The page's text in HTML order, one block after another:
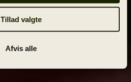
Tillad valgte
Afvis alle